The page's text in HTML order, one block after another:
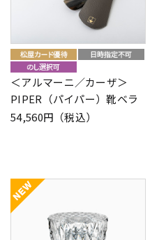
＜アルマーニ／カーザ＞
PIPER（パイパー）靴ベラ
54,560円（税込）